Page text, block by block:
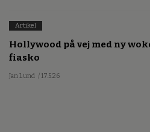
Artikel
Hollywood på vej med ny
fiasko
Jan Lund / 17.5.26